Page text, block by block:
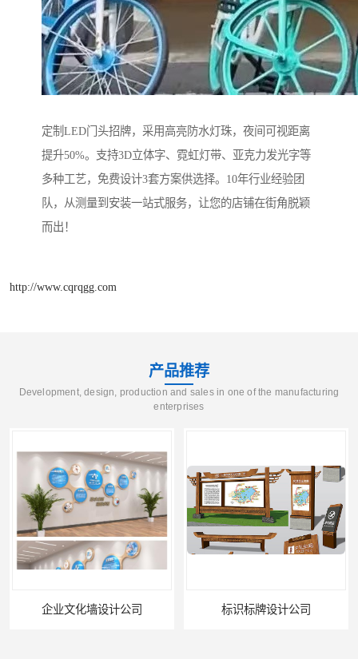
定制LED门头招牌，采用高亮防水灯珠，夜间可视距离
提升50%。支持3D立体字、霓虹灯带、亚克力发光字等
多种工艺，免费设计3套方案供选择。10年行业经验团
队，从测量到安装一站式服务，让您的店铺在街角脱颖
而出！
http://www.cqrqgg.com
产品推荐
Development, design, production and sales in one of the manufacturing
enterprises
企业文化墙设计公司 标识标牌设计公司